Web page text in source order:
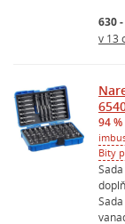
630
v 13
94 %
Bity